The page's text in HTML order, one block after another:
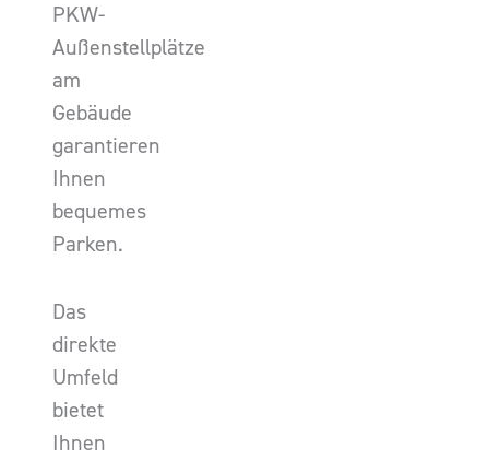
PKW-
Außenstellplätze
am
Gebäude
garantieren
Ihnen
bequemes
Parken.
Das
direkte
Umfeld
bietet
Ihnen